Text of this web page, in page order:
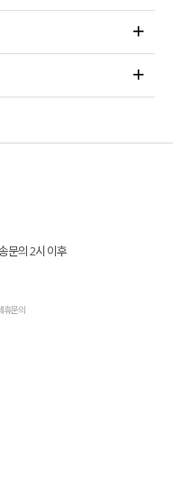
문의 2시 이후
휴문의